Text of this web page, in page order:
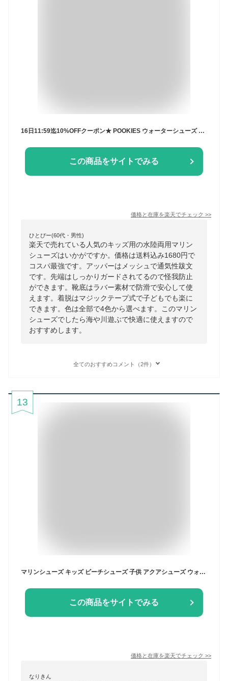
16日11:59迄10%OFFクーポン★ POOKIES ウォーターシューズ マリンシューズ キッズ 子供 水陸両用 サンダル 靴 マリンスポーツ 滑りにくい こども ジュニア 海 川 岩場 釣り 水辺 レジャー 夏 アウトドア 水遊び プール ベビー マジックテープ 子供用 子ども 女の子 男の子
この商品をサイトでみる
価格と在庫を楽天でチェック >>
ひとぴー(60代・男性)
楽天で売れている人気のキッズ用の水陸両用マリン
シューズはいかがですか。価格は送料込み1680円で
コスパ最強です。アッパーはメッシュで通気性跋文
です。先端はしっかりガードされてるので怪我防止
ができます。靴底はラバー素材で防滑で安心して使
えます。着脱はマジックテープ式で子どもでも楽に
できます。色は全部で4色から選べます。このマリン
シューズでしたら海や川遊ぶで快適に使えますので
おすすめします。
全てのおすすめコメント（2件）
13
マリンシューズ キッズ ビーチシューズ 子供 アクアシューズ ウォーターシューズ 水陸両用 男の子 女の子 子ども用 ジュニア マジックテープ 面ファスナー 滑らない アウトドア 靴 夏 海 レジャー 岩場 川 水遊び レイトンハウス
この商品をサイトでみる
価格と在庫を楽天でチェック >>
なりきん